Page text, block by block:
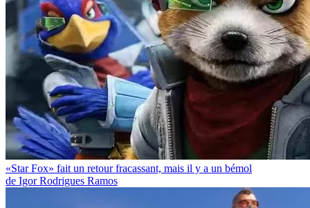
«Star Fox» fait un retour fracassant, mais il y a un bémol
de Igor Rodrigues Ramos